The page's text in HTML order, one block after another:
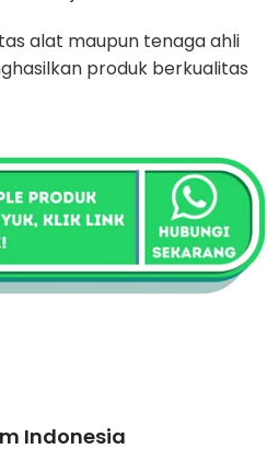
alat maupun tenaga ahli
produk berkualitas
Indonesia